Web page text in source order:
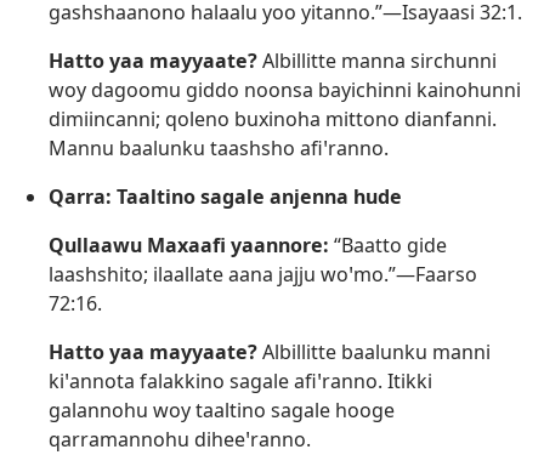
gashshaanono halaalu yoo yitanno.”—Isayaasi 32:1.
Hatto yaa mayyaate?Albillitte manna sirchunni
woy dagoomu giddo noonsa bayichinni kainohunni
dimiincanni; qoleno buxinoha mittono dianfanni.
Mannu baalunku taashsho afiꞌranno.
Qarra: Taaltino sagale anjenna hude
Qullaawu Maxaafi yaannore: “Baatto gide
laashshito; ilaallate aana jajju woꞌmo.”—Faarso
72:16.
Hatto yaa mayyaate?Albillitte baalunku manni
kiꞌannota falakkino sagale afiꞌranno. Itikki
galannohu woy taaltino sagale hooge
qarramannohu diheeꞌranno.